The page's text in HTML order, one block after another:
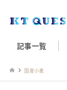
記事一覧
国産小麦